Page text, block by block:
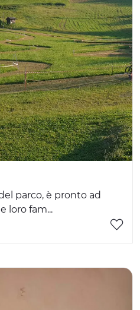
parco, è pronto ad
loro fam...